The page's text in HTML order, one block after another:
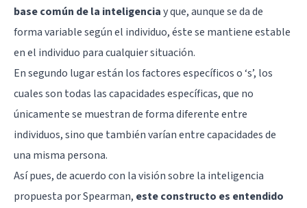
base común de la inteligenciay que, aunque se da de
forma variable según el individuo, éste se mantiene estable
en el individuo para cualquier situación.
En segundo lugar están los factores específicos o ‘s’, los
cuales son todas las capacidades específicas, que no
únicamente se muestran de forma diferente entre
individuos, sino que también varían entre capacidades de
una misma persona.
Así pues, de acuerdo con la visión sobre la inteligencia
propuesta por Spearman, este constructo es entendido